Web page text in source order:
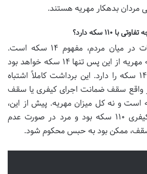
بدهکار مهریه هستند.
یکی از بزرگترین ابهامات در میان مردم، مفهوم ۱۴ سکه است.
برخی تصور می کنند که مهریه از این پس تنها ۱۴ سکه خواهد بود
یا زن تنها حق مطالبه ۱۴ سکه را دارد. این برداشت کاملاً اشتباه
سکه، در واقع سقف ضمانت اجرای کیفری یا سقف
است و نه کل میزان مهریه. پیش از این،
سقف ضمانت اجرای کیفری ۱۱۰ سکه بود و مرد در صورت عدم
سقف، ممکن بود به حبس محکوم شود.